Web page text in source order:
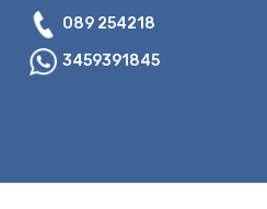
089 254218
3459391845